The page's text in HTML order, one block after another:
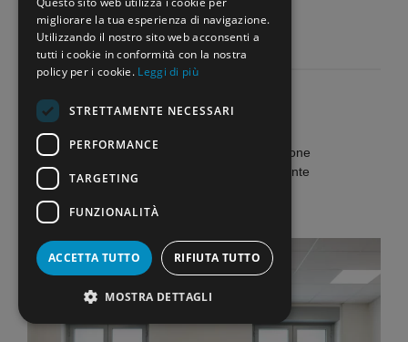
Home»Attualità»Perplessità sull’educazione
affettiva nelle scuole: la lettera di una docente
contraria al progetto campano
migliorare la tua esperienza di navigazione.
Utilizzando il nostro sito web acconsenti a
tutti i cookie in conformità con la nostra
policy per i cookie. Leggi di più
STRETTAMENTE NECESSARI
PERFORMANCE
TARGETING
FUNZIONALITÀ
ACCETTA TUTTO RIFIUTA TUTTO
MOSTRA DETTAGLI